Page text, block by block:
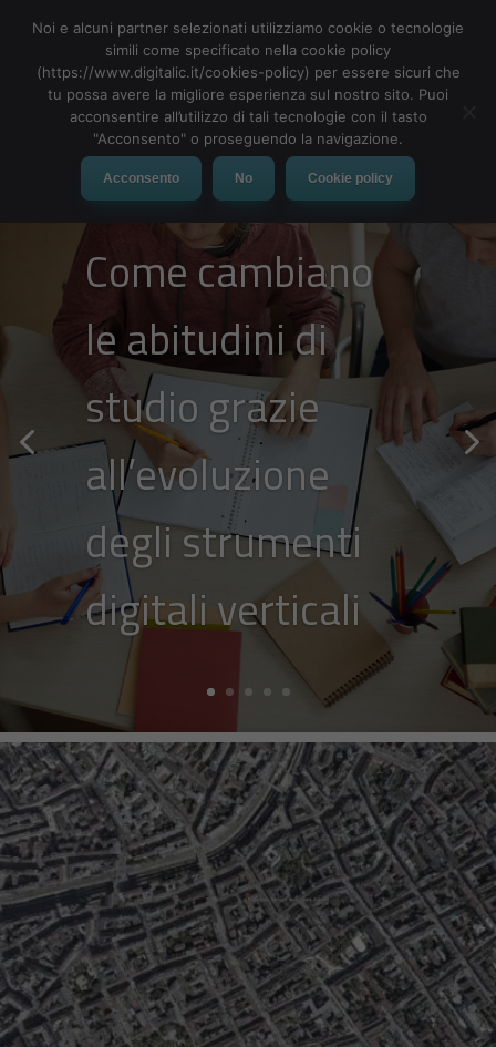
MENU
Come cambiano
le abitudini di
studio grazie
all’evoluzione
degli strumenti
digitali verticali
Noi e alcuni partner selezionati utilizziamo cookie o tecnologie
simili come specificato nella cookie policy
(https://www.digitalic.it/cookies-policy) per essere sicuri che
tu possa avere la migliore esperienza sul nostro sito. Puoi
acconsentire all’utilizzo di tali tecnologie con il tasto
"Acconsento" o proseguendo la navigazione.
Acconsento No Cookie policy